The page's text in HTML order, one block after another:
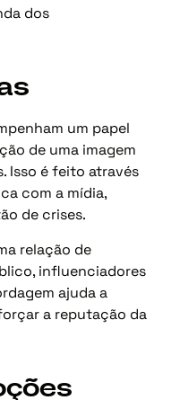
dos
um papel
de uma imagem
Isso é feito através
com a mídia,
de crises.
relação de
influenciadores
ajuda a
a reputação da